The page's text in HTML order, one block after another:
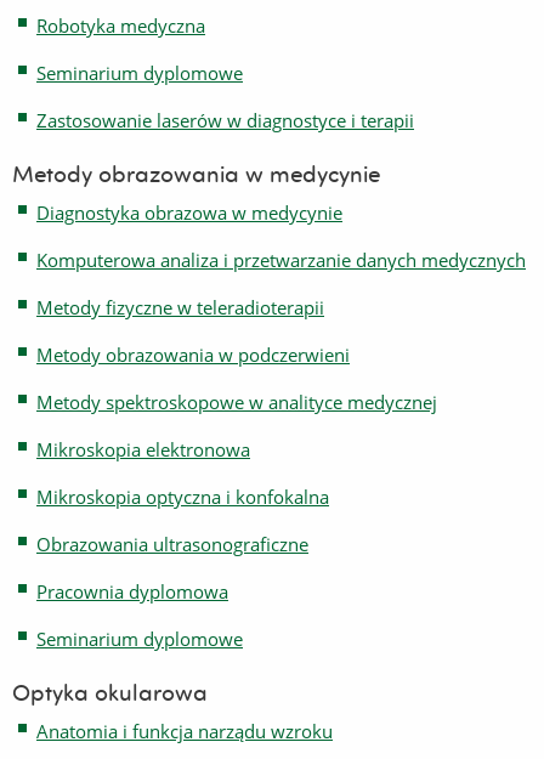
Robotyka medyczna
Seminarium dyplomowe
Zastosowanie laserów w diagnostyce i terapii
Metody obrazowania w medycynie
Diagnostyka obrazowa w medycynie
Komputerowa analiza i przetwarzanie danych medycznych
Metody fizyczne w teleradioterapii
Metody obrazowania w podczerwieni
Metody spektroskopowe w analityce medycznej
Mikroskopia elektronowa
Mikroskopia optyczna i konfokalna
Obrazowania ultrasonograficzne
Pracownia dyplomowa
Seminarium dyplomowe
Optyka okularowa
Anatomia i funkcja narządu wzroku